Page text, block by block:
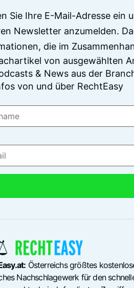
Sie Ihre E-Mail-Adresse ein
Newsletter anzumelden.
die im
von ausgewählten
& News aus der
von und über RechtEasy
Österreichs größtes
Nachschlagewerk für den